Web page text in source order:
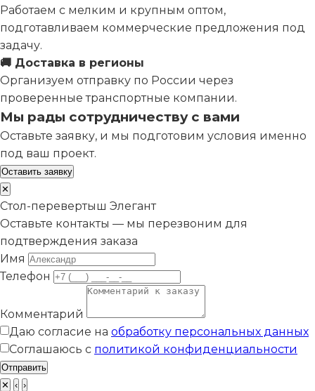
Работаем с мелким и крупным оптом,
подготавливаем коммерческие предложения под
задачу.
🚚 Доставка в регионы
Организуем отправку по России через
проверенные транспортные компании.
Мы рады сотрудничеству с вами
Оставьте заявку, и мы подготовим условия именно
под ваш проект.
Оставить заявку
✕
Стол-перевертыш Элегант
Оставьте контакты — мы перезвоним для
подтверждения заказа
Имя
Телефон
Комментарий
Даю согласие на обработку персональных данных
Соглашаюсь с политикой конфиденциальности
Отправить
✕
‹ ›